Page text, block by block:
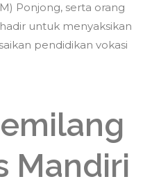
Ponjong, serta orang
untuk menyaksikan
pendidikan vokasi
Mandiri